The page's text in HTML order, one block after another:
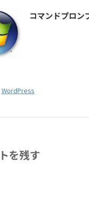
コマンドプロン
WordPress
を残す